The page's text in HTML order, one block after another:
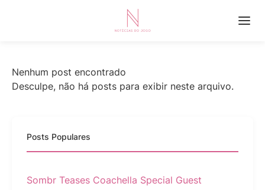
Nenhum post encontrado
Desculpe, não há posts para exibir neste arquivo.
Posts Populares
Sombr Teases Coachella Special Guest